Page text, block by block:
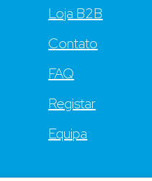
Loja B2B
Contato
FAQ
Registar
Equipa